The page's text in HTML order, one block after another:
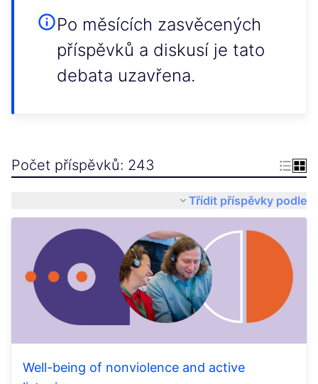
Po měsících zasvěcených
příspěvků a diskusí je tato
debata uzavřena.
Počet příspěvků: 243
Třídit příspěvky podle
Well-being of nonviolence and active